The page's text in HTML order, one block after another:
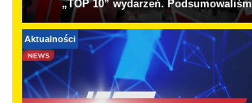
„TOP 10” wydarzeń.
Aktualności